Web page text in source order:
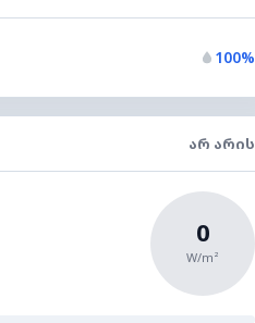
100%
ᲐᲠ ᲐᲠᲘᲡ
0
W/m²